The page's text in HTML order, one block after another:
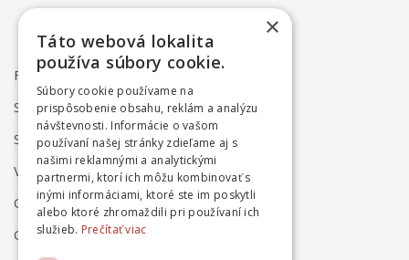
FAQ
Spôsob dodania
Spôsob platby
Vrátenie a reklamácia
Odstúpenie od zmluvy online
Obchodné podmienky
×
Táto webová lokalita
používa súbory cookie.
Súbory cookie používame na
prispôsobenie obsahu, reklám a analýzu
návštevnosti. Informácie o vašom
používaní našej stránky zdieľame aj s
našimi reklamnými a analytickými
partnermi, ktorí ich môžu kombinovať s
inými informáciami, ktoré ste im poskytli
alebo ktoré zhromaždili pri používaní ich
služieb. Prečítať viac